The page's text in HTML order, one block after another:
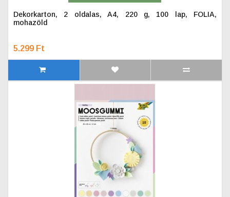
Dekorkarton, 2 oldalas, A4, 220 g, 100 lap, FOLIA,
mohazöld
5.299 Ft